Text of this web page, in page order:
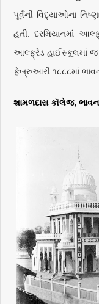
પૂર્વની વિદ્યાઓના
હતી. દરમિયાનમાં
આલ્ફ્રેડ હાઈસ્કૂલમાં જ
ફેબ્રુઆરી ૧૮૮૮માં
શામળદાસ કૉલેજ,